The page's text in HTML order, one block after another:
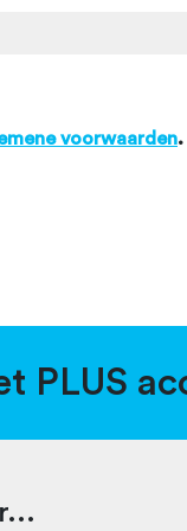
voorwaarden.
PLUS